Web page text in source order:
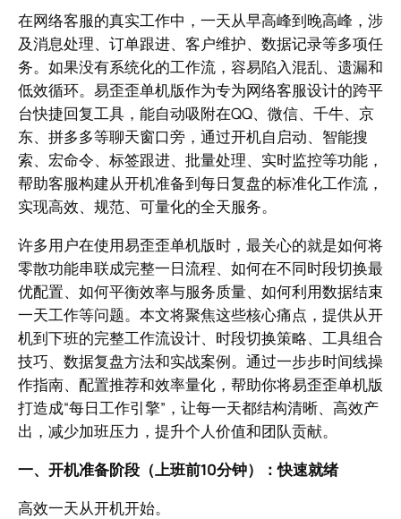
在网络客服的真实工作中，一天从早高峰到晚高峰，涉
及消息处理、订单跟进、客户维护、数据记录等多项任
务。如果没有系统化的工作流，容易陷入混乱、遗漏和
低效循环。易歪歪单机版作为专为网络客服设计的跨平
台快捷回复工具，能自动吸附在QQ、微信、千牛、京
东、拼多多等聊天窗口旁，通过开机自启动、智能搜
索、宏命令、标签跟进、批量处理、实时监控等功能，
帮助客服构建从开机准备到每日复盘的标准化工作流，
实现高效、规范、可量化的全天服务。
许多用户在使用易歪歪单机版时，最关心的就是如何将
零散功能串联成完整一日流程、如何在不同时段切换最
优配置、如何平衡效率与服务质量、如何利用数据结束
一天工作等问题。本文将聚焦这些核心痛点，提供从开
机到下班的完整工作流设计、时段切换策略、工具组合
技巧、数据复盘方法和实战案例。通过一步步时间线操
作指南、配置推荐和效率量化，帮助你将易歪歪单机版
打造成“每日工作引擎”，让每一天都结构清晰、高效产
出，减少加班压力，提升个人价值和团队贡献。
一、开机准备阶段（上班前10分钟）：快速就绪
高效一天从开机开始。